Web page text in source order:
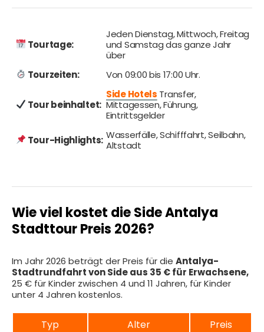
Tourtage:
Jeden Dienstag, Mittwoch, Freitag
und Samstag das ganze Jahr
über
Tourzeiten:
Von 09:00 bis 17:00 Uhr.
Tour beinhaltet:
Side Hotels Transfer,
Mittagessen, Führung,
Eintrittsgelder
Tour-Highlights: Wasserfälle, Schifffahrt, Seilbahn,
Altstadt
Wie viel kostet die Side Antalya
Stadttour Preis 2026?
Im Jahr 2026 beträgt der Preis für die Antalya-
Stadtrundfahrt von Side aus 35 € für Erwachsene,
25 € für Kinder zwischen 4 und 11 Jahren, für Kinder
unter 4 Jahren kostenlos.
Typ Alter Preis